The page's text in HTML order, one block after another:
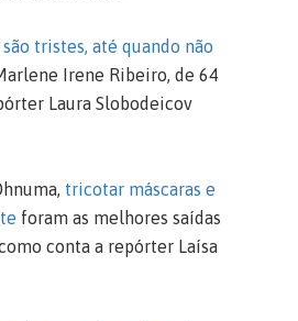
são tristes, até quando não
Irene Ribeiro, de 64
Laura Slobodeicov
tricotar máscaras e
foram as melhores saídas
conta a repórter Laísa